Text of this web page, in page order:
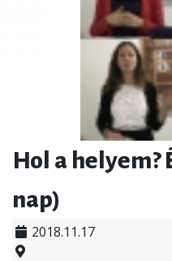
Hol a
nap)
2018.11.17